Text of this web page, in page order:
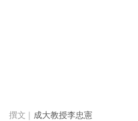
成大教授李忠憲